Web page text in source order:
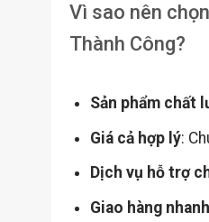
Vì sao nên
Thành Công?
Sản phẩm chất
Giá cả hợp lý:
Dịch vụ hỗ trợ
Giao hàng